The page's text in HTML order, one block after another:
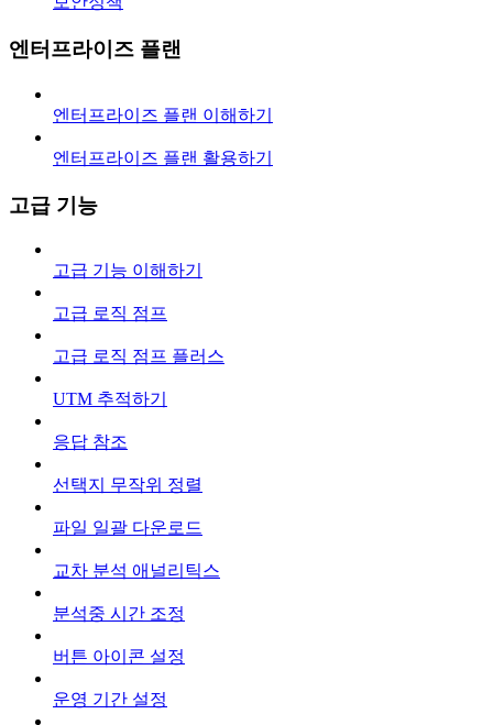
엔터프라이즈 플랜
엔터프라이즈 플랜 이해하기
엔터프라이즈 플랜 활용하기
고급 기능
고급 기능 이해하기
고급 로직 점프
고급 로직 점프 플러스
UTM 추적하기
응답 참조
선택지 무작위 정렬
파일 일괄 다운로드
교차 분석 애널리틱스
분석중 시간 조정
버튼 아이콘 설정
운영 기간 설정